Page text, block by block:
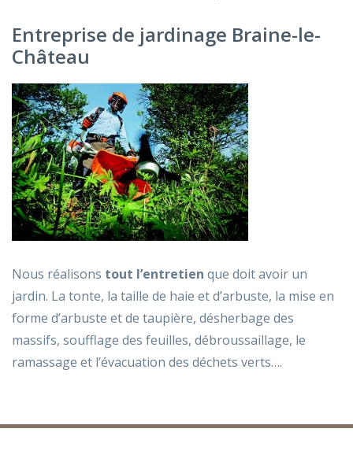
Entreprise de jardinage Braine-le-
Château
Nous réalisons tout l’entretien que doit avoir un
jardin. La tonte, la taille de haie et d’arbuste, la mise en
forme d’arbuste et de taupière, désherbage des
massifs, soufflage des feuilles, débroussaillage, le
ramassage et l’évacuation des déchets verts….